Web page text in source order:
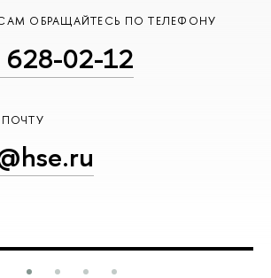
ОБРАЩАЙТЕСЬ ПО ТЕЛЕФОНУ
02-12